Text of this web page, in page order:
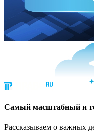
Cамый масштабный и
Рассказываем о важных